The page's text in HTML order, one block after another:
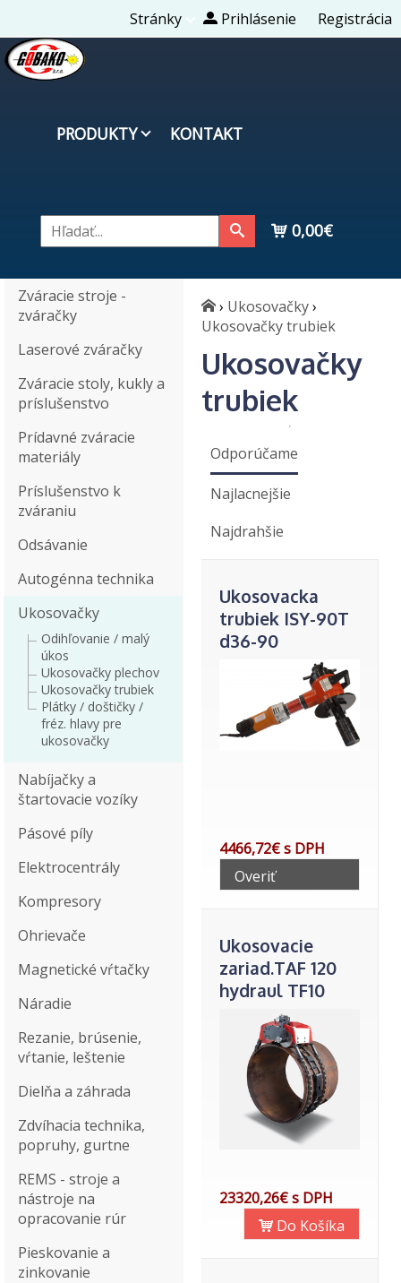
Stránky Prihlásenie Registrácia
PRODUKTY KONTAKT
0,00€
Zváracie stroje -
zváračky
Laserové zváračky
Zváracie stoly, kukly a
príslušenstvo
Prídavné zváracie
materiály
Príslušenstvo k
zváraniu
Odsávanie
Autogénna technika
Ukosovačky
Odihľovanie / malý
úkos
Ukosovačky plechov
Ukosovačky trubiek
Plátky / doštičky /
fréz. hlavy pre
ukosovačky
Nabíjačky a
štartovacie vozíky
Pásové píly
Elektrocentrály
Kompresory
Ohrievače
Magnetické vŕtačky
Náradie
Rezanie, brúsenie,
vŕtanie, leštenie
Dielňa a záhrada
Zdvíhacia technika,
popruhy, gurtne
REMS - stroje a
nástroje na
opracovanie rúr
Pieskovanie a
zinkovanie
› Ukosovačky›
Ukosovačky trubiek
Ukosovačky
trubiek
Odporúčame
Najlacnejšie
Najdrahšie
Ukosovacka
trubiek ISY-90T
d36-90
vnutor.,kolmo
na os 220V
4466,72€ s DPH
Overiť
telefonicky
Ukosovacie
zariad.TAF 120
hydraul TF10
23320,26€ s DPH
Do Košíka